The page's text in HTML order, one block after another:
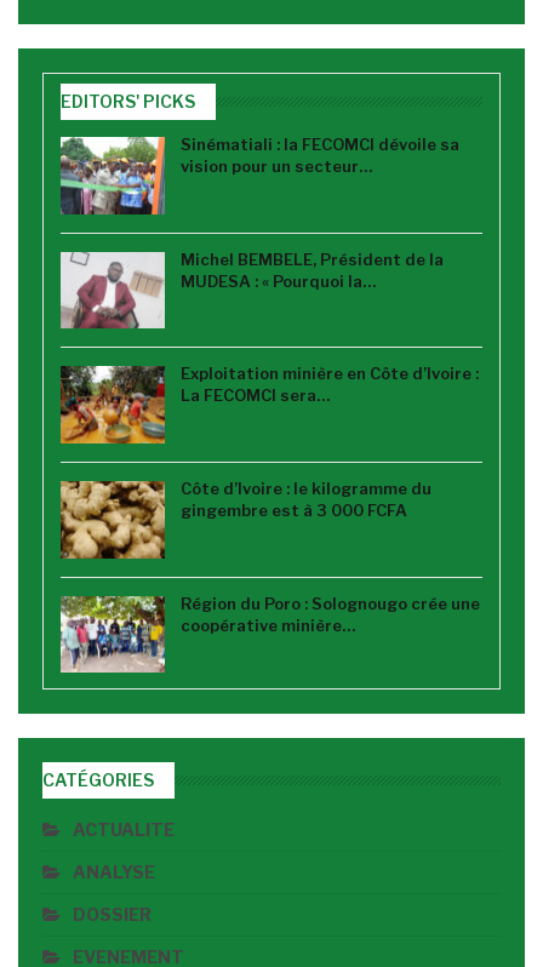
EDITORS' PICKS
Sinématiali : la FECOMCI dévoile sa
vision pour un secteur…
Michel BEMBELE, Président de la
MUDESA : « Pourquoi la…
Exploitation minière en Côte d’Ivoire :
La FECOMCI sera…
Côte d’Ivoire : le kilogramme du
gingembre est à 3 000 FCFA
Région du Poro : Solognougo crée une
coopérative minière…
CATÉGORIES
ACTUALITE
ANALYSE
DOSSIER
EVENEMENT